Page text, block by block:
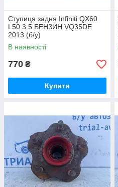
Ступиця задня Infiniti QX60
L50 3.5 БЕНЗИН VQ35DE
2013 (б/у)
В наявності
770 ₴
Купити